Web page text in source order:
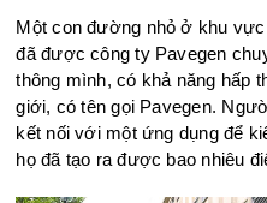
Một con đường nhỏ ở khu vực trung tâm West End (London)
đã được công ty Pavegen
thông mình, có khả năng hấp
giới, có tên gọi Pavegen.
kết nối với một ứng dụng để
họ đã tạo ra được bao nhiêu